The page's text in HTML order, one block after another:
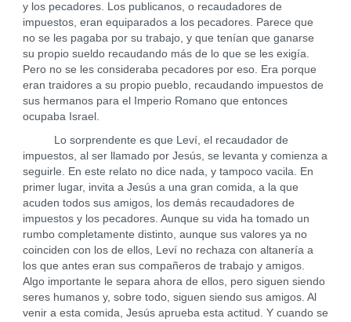
y los pecadores. Los publicanos, o recaudadores de
impuestos, eran equiparados a los pecadores. Parece que
no se les pagaba por su trabajo, y que tenían que ganarse
su propio sueldo recaudando más de lo que se les exigía.
Pero no se les consideraba pecadores por eso. Era porque
eran traidores a su propio pueblo, recaudando impuestos de
sus hermanos para el Imperio Romano que entonces
ocupaba Israel.
Lo sorprendente es que Leví, el recaudador de
impuestos, al ser llamado por Jesús, se levanta y comienza a
seguirle. En este relato no dice nada, y tampoco vacila. En
primer lugar, invita a Jesús a una gran comida, a la que
acuden todos sus amigos, los demás recaudadores de
impuestos y los pecadores. Aunque su vida ha tomado un
rumbo completamente distinto, aunque sus valores ya no
coinciden con los de ellos, Leví no rechaza con altanería a
los que antes eran sus compañeros de trabajo y amigos.
Algo importante le separa ahora de ellos, pero siguen siendo
seres humanos y, sobre todo, siguen siendo sus amigos. Al
venir a esta comida, Jesús aprueba esta actitud. Y cuando se